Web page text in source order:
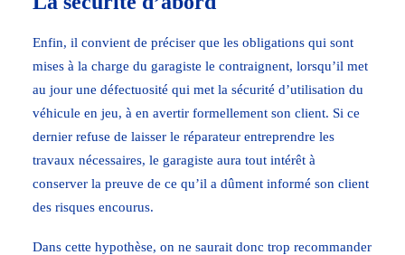
Enfin, il convient de préciser que les obligations qui sont
mises à la charge du garagiste le contraignent, lorsqu’il met
au jour une défectuosité qui met la sécurité d’utilisation du
véhicule en jeu, à en avertir formellement son client. Si ce
dernier refuse de laisser le réparateur entreprendre les
travaux nécessaires, le garagiste aura tout intérêt à
conserver la preuve de ce qu’il a dûment informé son client
des risques encourus.
Dans cette hypothèse, on ne saurait donc trop recommander